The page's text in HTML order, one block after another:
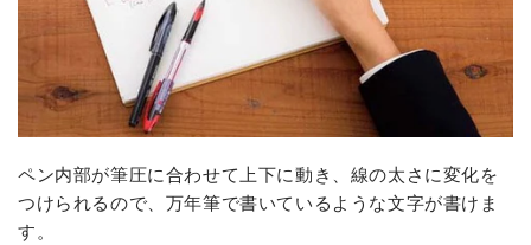
ペン内部が筆圧に合わせて上下に動き、線の太さに変化を
つけられるので、万年筆で書いているような文字が書けま
す。